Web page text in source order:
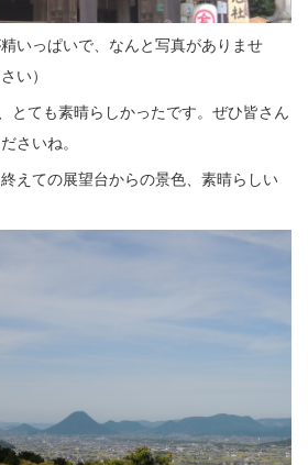
いっぱいで、なんと写真がありませ
い）
とても素晴らしかったです。ぜひ皆さん
さいね。
えての展望台からの景色、素晴らしい